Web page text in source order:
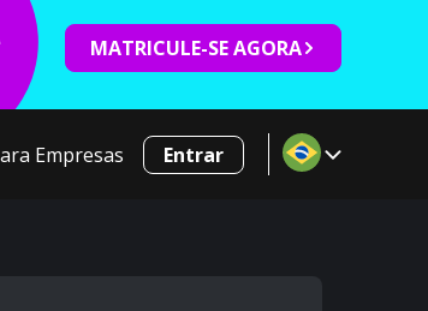
MATRICULE-SE AGORA
Empresas Entrar